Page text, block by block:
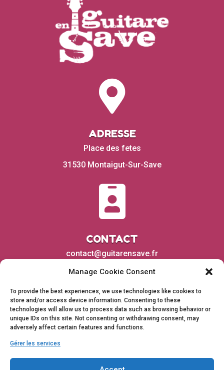
Manage Cookie Consent
To provide the best experiences, we use technologies like cookies to
store and/or access device information. Consenting to these
technologies will allow us to process data such as browsing behavior or
unique IDs on this site. Not consenting or withdrawing consent, may
adversely affect certain features and functions.
Gérer les services

ADRESSE
Place des fetes
31530 Montaigut-Sur-Save

CONTACT
contact@guitarensave.fr